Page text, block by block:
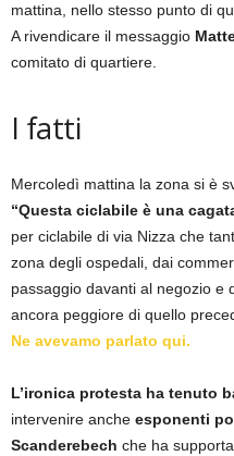
mattina, nello stesso punto di
A rivendicare il messaggio
comitato di quartiere.
I fatti
Mercoledì mattina la zona si è
“Questa ciclabile è una
per ciclabile di via Nizza che
zona degli ospedali, dai
passaggio davanti al negozio e
ancora peggiore di quello
Ne avevamo parlato qui.
L’ironica protesta ha tenuto
intervenire anche esponenti
Scanderebech che ha